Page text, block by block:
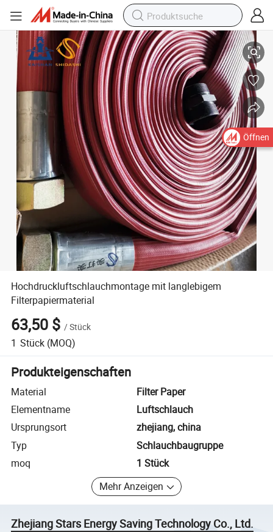
Hochdruckluftschlauchmontage mit langlebigem Filterpapiermaterial
Hochdruckluftschlauchmontage mit langlebigem
Filterpapiermaterial
63,50 $ /Stück
1 Stück (MOQ)
Produkteigenschaften
Material
Filter Paper
Elementname
Luftschlauch
Ursprungsort
zhejiang, china
Typ
Schlauchbaugruppe
moq
1 Stück
Mehr Anzeigen
Zhejiang Stars Energy Saving Technology Co., Ltd.
Öffnen